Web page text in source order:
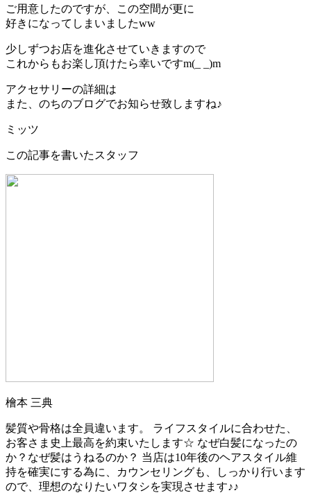
ご用意したのですが、この空間が更に
好きになってしまいましたww
少しずつお店を進化させていきますので
これからもお楽し頂けたら幸いですm(_ _)m
アクセサリーの詳細は
また、のちのブログでお知らせ致しますね♪
ミッツ
この記事を書いたスタッフ
檜本 三典
髪質や骨格は全員違います。 ライフスタイルに合わせた、
お客さま史上最高を約束いたします☆ なぜ白髪になったの
か？なぜ髪はうねるのか？ 当店は10年後のヘアスタイル維
持を確実にする為に、カウンセリングも、しっかり行います
ので、理想のなりたいワタシを実現させます♪♪